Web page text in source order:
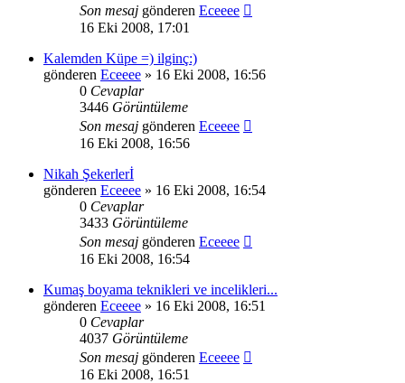
Son mesaj gönderen Eceeee
16 Eki 2008, 17:01
Kalemden Küpe =) ilginç:)
gönderen Eceeee » 16 Eki 2008, 16:56
0 Cevaplar
3446 Görüntüleme
Son mesaj gönderen Eceeee
16 Eki 2008, 16:56
Nikah Şekerlerİ
gönderen Eceeee » 16 Eki 2008, 16:54
0 Cevaplar
3433 Görüntüleme
Son mesaj gönderen Eceeee
16 Eki 2008, 16:54
Kumaş boyama teknikleri ve incelikleri...
gönderen Eceeee » 16 Eki 2008, 16:51
0 Cevaplar
4037 Görüntüleme
Son mesaj gönderen Eceeee
16 Eki 2008, 16:51